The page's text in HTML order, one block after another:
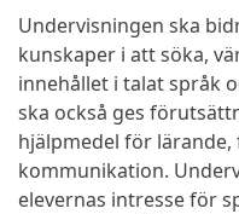
Undervisningen ska
kunskaper i att söka,
innehållet i talat språk
ska också ges
hjälpmedel för lärande,
kommunikation.
elevernas intresse för